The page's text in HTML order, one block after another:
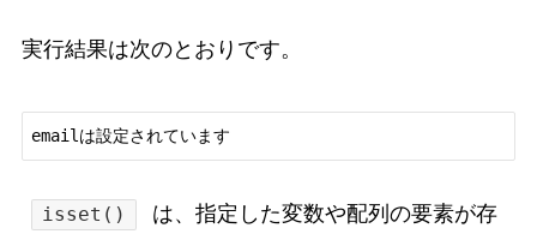
実行結果は次のとおりです。
isset() は、指定した変数や配列の要素が存